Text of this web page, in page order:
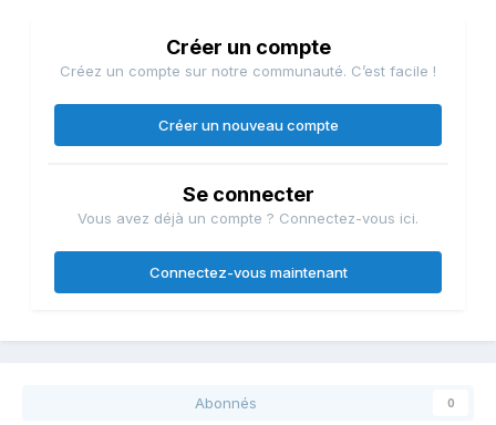
Créer un compte
Créez un compte sur notre communauté. C’est facile !
Créer un nouveau compte
Se connecter
Vous avez déjà un compte ? Connectez-vous ici.
Connectez-vous maintenant
Abonnés 0